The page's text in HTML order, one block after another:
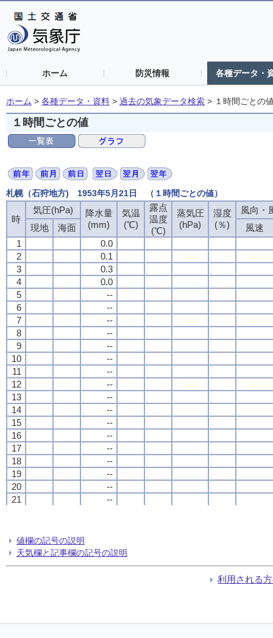
ホーム 防災情報 各種データ・
ホーム > 各種データ・資料 > 過去の気象データ検索 > １時間ごとの
１時間ごとの値
札幌（石狩地方) 1953年5月21日 （１時間ごとの値）
時
気圧(hPa)
降水量
(mm)
気温
(℃)
露点
温度
(℃)
蒸気圧
(hPa)
湿度
(％)
風向・
現地
海面
風速
1
0.0
2
0.1
3
0.3
4
0.0
5
--
6
--
7
--
8
--
9
--
10
--
11
--
12
--
13
--
14
--
15
--
16
--
17
--
18
--
19
--
20
--
21
--
24
時
気圧(hPa)
降水量
(mm)
気温
(℃)
露点
温度
(℃)
蒸気圧
(hPa)
湿度
(％)
風向・
現地
海面
風速
1
0.0
2
0.1
3
0.3
4
0.0
5
--
6
--
7
--
8
--
9
--
10
--
11
--
12
--
13
--
14
--
15
--
16
--
17
--
18
--
19
--
20
--
21
--
24
時
気圧(hPa)
降水量
(mm)
気温
(℃)
露点
温度
(℃)
蒸気圧
(hPa)
湿度
(％)
風向・
現地
海面
風速
1
0.0
2
0.1
3
0.3
4
0.0
5
--
6
--
7
--
8
--
9
--
10
--
11
--
12
--
13
--
14
--
15
--
16
--
17
--
18
--
19
--
20
--
21
--
24
時
気圧(hPa)
降水量
(mm)
気温
(℃)
露点
温度
(℃)
蒸気圧
(hPa)
湿度
(％)
風向・
現地
海面
風速
1
0.0
2
0.1
3
0.3
4
0.0
5
--
6
--
7
--
8
--
9
--
10
--
11
--
12
--
13
--
14
--
15
--
16
--
17
--
18
--
19
--
20
--
21
--
24
値欄の記号の説明
天気欄と記事欄の記号の説明
利用される